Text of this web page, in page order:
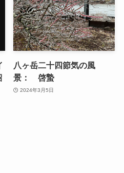
八ヶ岳二十四節気の風
景： 啓蟄
2024年3月5日